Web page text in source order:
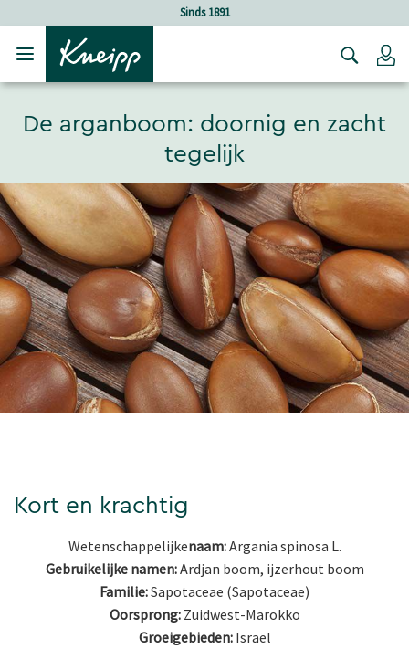
Verder gaan naar hoofdinhoud.
De arganboom: doornig en zacht
tegelijk
Kort en krachtig
Wetenschappelijkenaam:Argania spinosa L.
Gebruikelijke namen:Ardjan boom, ijzerhout boom
Familie:Sapotaceae (Sapotaceae)
Oorsprong:Zuidwest-Marokko
Groeigebieden:Israël